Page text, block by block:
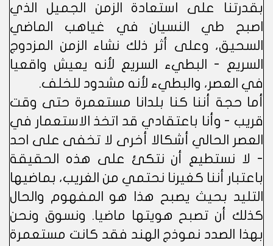
بقدرتنا على استعادة الزمن الجميل الذي
اصبح طي النسيان في غياهب الماضي
السحيق، وعلى أثر ذلك نشاء الزمن المزدوج
السريع - البطيء السريع لأنه يعيش واقعيا
في العصر، والبطيء لأنه مشدود للخلف.
أما حجة أننا كنا بلدانا مستعمرة حتى وقت
قريب - وأنا باعتقادي قد اتخذ الاستعمار في
العصر الحالي أشكالا أخرى لا تخفى على احد
- لا نستطيع أن نتكئ على هذه الحقيقة
باعتبار أننا كغيرنا نحتمي من الغريب، بماضيها
التليد بحيث يصبح هذا هو المفهوم والحال
كذلك أن تصبح هويتها ماضيا. ونسوق ونحن
بهذا الصدد نموذج الهند فقد كانت مستعمرة